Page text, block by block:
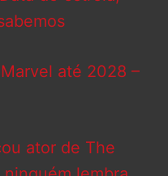
até 2028 –
ator de The